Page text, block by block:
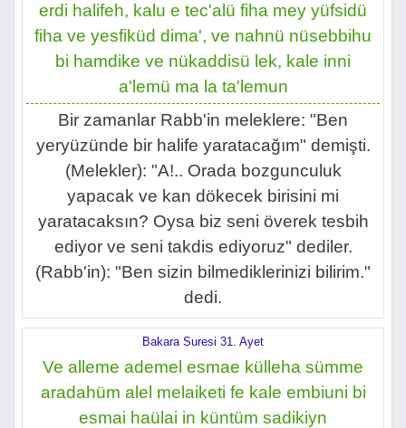
erdi halifeh, kalu e tec'alü fiha mey yüfsidü
fiha ve yesfiküd dima', ve nahnü nüsebbihu
bi hamdike ve nükaddisü lek, kale inni
a'lemü ma la ta'lemun
Bir zamanlar Rabb'in meleklere: "Ben
yeryüzünde bir halife yaratacağım" demişti.
(Melekler): "A!.. Orada bozgunculuk
yapacak ve kan dökecek birisini mi
yaratacaksın? Oysa biz seni överek tesbih
ediyor ve seni takdis ediyoruz" dediler.
(Rabb'in): "Ben sizin bilmediklerinizi bilirim."
dedi.
Bakara Suresi 31. Ayet
Ve alleme ademel esmae külleha sümme
aradahüm alel melaiketi fe kale embiuni bi
esmai haülai in küntüm sadikiyn